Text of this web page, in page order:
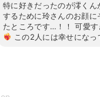
特に好きだったのが澪くん
するために玲さんのお顔に
たところです…！！ 可愛す
この2人には幸せになっ